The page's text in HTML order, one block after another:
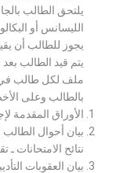
يلتحق الطالب
الليسانس أو
يجوز للطالب أن
يتم قيد الطالب
ملف لكل طالب في
بالطالب وعلى
الأوراق المقدمة
بيان أحوال الطالب
نتائح الامتحانات ـ
بيان العقوبات